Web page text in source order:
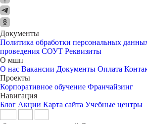
Документы
Политика обработки персональных
проведения СОУТ Реквизиты
О мшп
О нас Вакансии Документы Оплата
Проекты
Корпоративное обучение Франчайзинг
Навигация
Блог Акции Карта сайта Учебные центры